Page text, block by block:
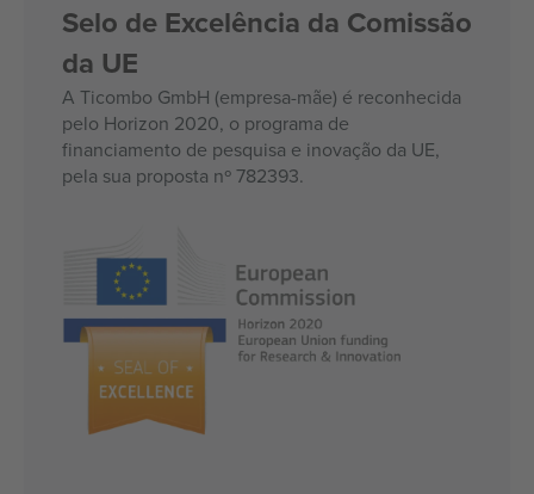
Selo de Excelência da Comissão
da UE
A Ticombo GmbH (empresa-mãe) é reconhecida
pelo Horizon 2020, o programa de
financiamento de pesquisa e inovação da UE,
pela sua proposta nº 782393.